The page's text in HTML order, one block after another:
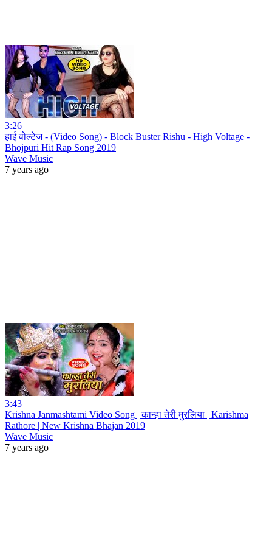
3:26
हाई वोल्टेज - (Video Song) - Block Buster Rishu - High Voltage -
Bhojpuri Hit Rap Song 2019
Wave Music
7 years ago
3:43
Krishna Janmashtami Video Song | कान्हा तेरी मुरलिया | Karishma
Rathore | New Krishna Bhajan 2019
Wave Music
7 years ago